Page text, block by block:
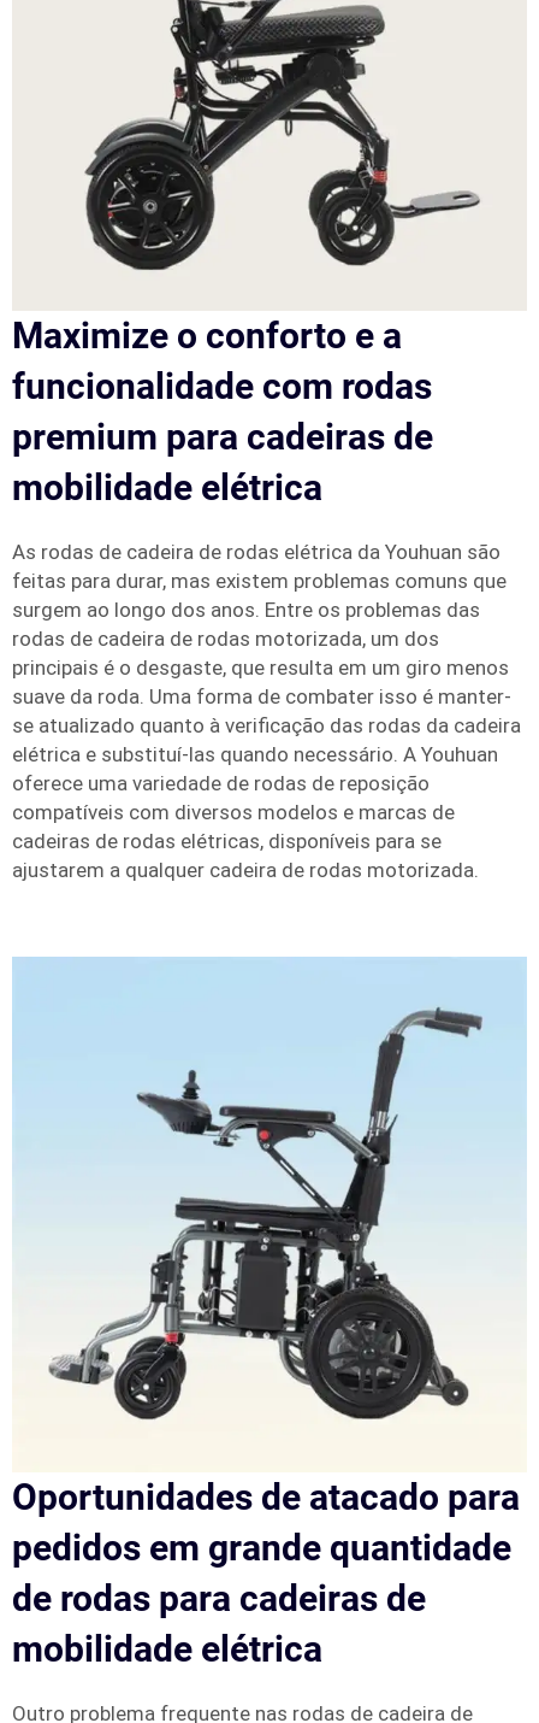
Maximize o conforto e a
funcionalidade com rodas
premium para cadeiras de
mobilidade elétrica
As rodas de cadeira de rodas elétrica da Youhuan são
feitas para durar, mas existem problemas comuns que
surgem ao longo dos anos. Entre os problemas das
rodas de cadeira de rodas motorizada, um dos
principais é o desgaste, que resulta em um giro menos
suave da roda. Uma forma de combater isso é manter-
se atualizado quanto à verificação das rodas da cadeira
elétrica e substituí-las quando necessário. A Youhuan
oferece uma variedade de rodas de reposição
compatíveis com diversos modelos e marcas de
cadeiras de rodas elétricas, disponíveis para se
ajustarem a qualquer cadeira de rodas motorizada.
Oportunidades de atacado para
pedidos em grande quantidade
de rodas para cadeiras de
mobilidade elétrica
Outro problema frequente nas rodas de cadeira de